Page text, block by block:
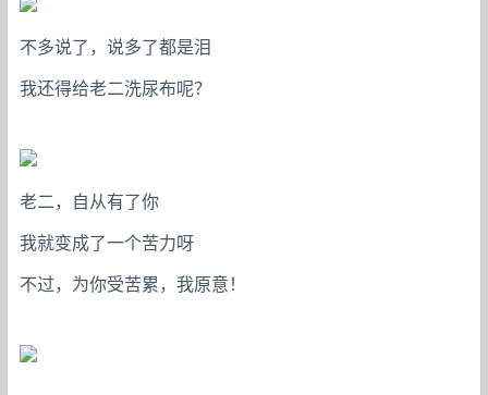
不多说了，说多了都是泪
我还得给老二洗尿布呢？
老二，自从有了你
我就变成了一个苦力呀
不过，为你受苦累，我原意！